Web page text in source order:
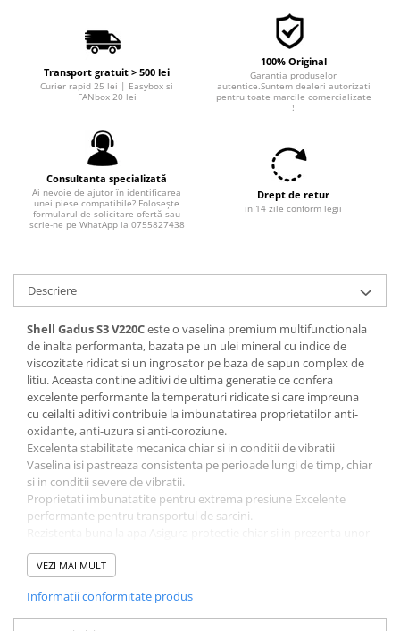
■ Filtre agent racire
► Piese auto
Filtre
Filtre agent racire
Accesorii filtre
Filtre ulei
Filtre aer
Filtre combustibil
Filtre uscator
Filtre hidraulice
Filtre epurator
Sistem franare
Placute frana
Discuri frana
Saboti frana
Senzori uzura placute
Tamburi frana
Cablu frana de mana
Suport etrier
Bujii incandescente
Distributie
Kit distributie
Transport gratuit > 500 lei
Curier rapid 25 lei | Easybox si
FANbox 20 lei
100% Original
Garantia produselor
autentice.Suntem dealeri autorizati
pentru toate marcile comercializate
!
Consultanta specializată
Ai nevoie de ajutor în identificarea
unei piese compatibile? Folosește
formularul de solicitare ofertă sau
scrie-ne pe WhatApp la 0755827438
Drept de retur
in 14 zile conform legii
Descriere
Shell Gadus S3 V220Ceste o vaselina premium multifunctionala
de inalta performanta, bazata pe un ulei mineral cu indice de
viscozitate ridicat si un ingrosator pe baza de sapun complex de
litiu. Aceasta contine aditivi de ultima generatie ce confera
excelente performante la temperaturi ridicate si care impreuna
cu ceilalti aditivi contribuie la imbunatatirea proprietatilor anti-
oxidante, anti-uzura si anti-coroziune.
Excelenta stabilitate mecanica chiar si in conditii de vibratii
Vaselina isi pastreaza consistenta pe perioade lungi de timp, chiar
si in conditii severe de vibratii.
Proprietati imbunatatite pentru extrema presiune Excelente
performante pentru transportul de sarcini.
cantitati mari de apa.
Punct de picurare ridicat
Protectie eficienta impotriva coroziunii
Protejeaza componentele/rulmentii impotriva defectiunilor
VEZI MAI MULT
Informatii conformitate produs